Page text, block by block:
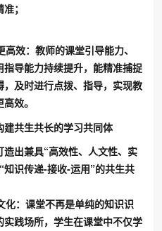
；
效：教师的课堂引导能力、
导能力持续提升，能精准捕捉
及时进行点拨、指导，实现教
效。
建共生共长的学习共同体
出兼具“高效性、人文性、实
识传递-接收-运用”的共生共
化：课堂不再是单纯的知识识
践场所，学生在课堂中不仅学